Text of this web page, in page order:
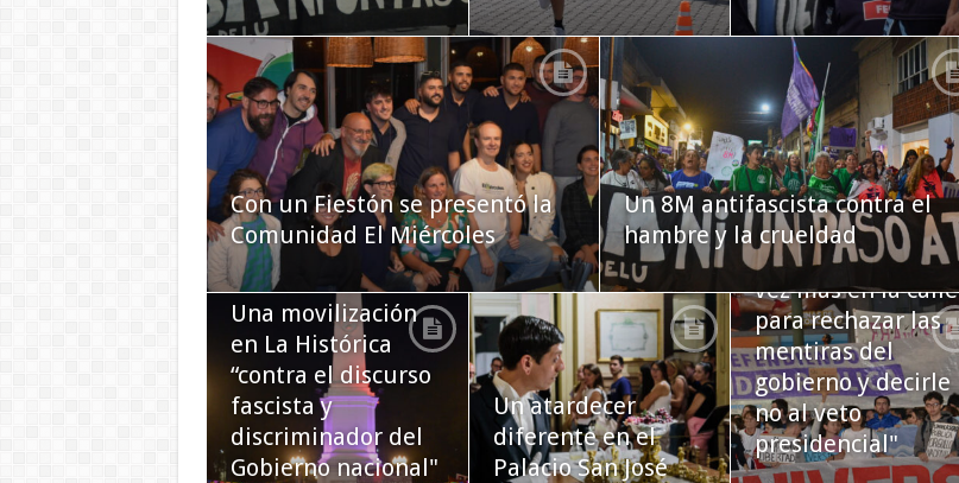
Con un Fiestón se presentó la
Comunidad El Miércoles
Un 8M antifascista contra el
hambre y la crueldad
Una movilización
en La Histórica
“contra el discurso
fascista y
discriminador del
Gobierno nacional"
Un atardecer
diferente en el
Palacio San José
"Hoy estamos una
vez más en la calle
para rechazar las
mentiras del
gobierno y decirle
no al veto
presidencial"